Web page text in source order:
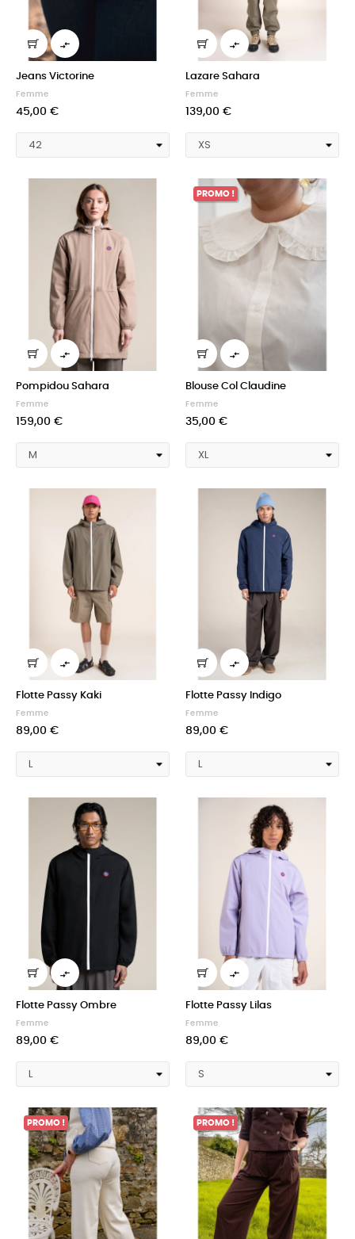

Jeans Victorine
Femme
45,00 €

Lazare Sahara
Femme
139,00 €

Pompidou Sahara
Femme
159,00 €
PROMO !

Blouse Col Claudine
Femme
35,00 €

Flotte Passy Kaki
Femme
89,00 €

Flotte Passy Indigo
Femme
89,00 €

Flotte Passy Ombre
Femme
89,00 €

Flotte Passy Lilas
Femme
89,00 €
PROMO ! PROMO !